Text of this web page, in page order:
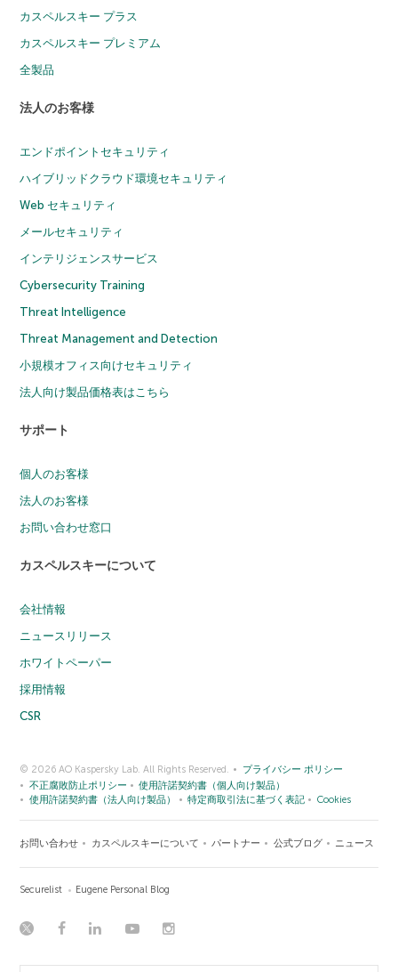
カスペルスキー プラス
カスペルスキー プレミアム
全製品
法人のお客様
エンドポイントセキュリティ
ハイブリッドクラウド環境セキュリティ
Web セキュリティ
メールセキュリティ
インテリジェンスサービス
Cybersecurity Training
Threat Intelligence
Threat Management and Detection
小規模オフィス向けセキュリティ
法人向け製品価格表はこちら
サポート
個人のお客様
法人のお客様
お問い合わせ窓口
カスペルスキーについて
会社情報
ニュースリリース
ホワイトペーパー
採用情報
CSR
© 2026 AO Kaspersky Lab. All Rights Reserved.
プライバシー ポリシー
不正腐敗防止ポリシー
使用許諾契約書（個人向け製品）
使用許諾契約書（法人向け製品）
特定商取引法に基づく表記 Cookies
お問い合わせ カスペルスキーについて パートナー 公式ブログ ニュース
Securelist Eugene Personal Blog